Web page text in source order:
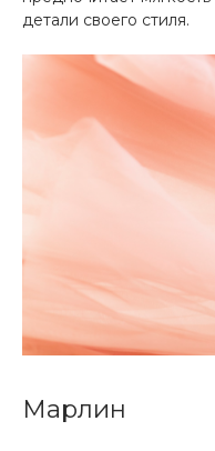
детали своего стиля.
Марлин